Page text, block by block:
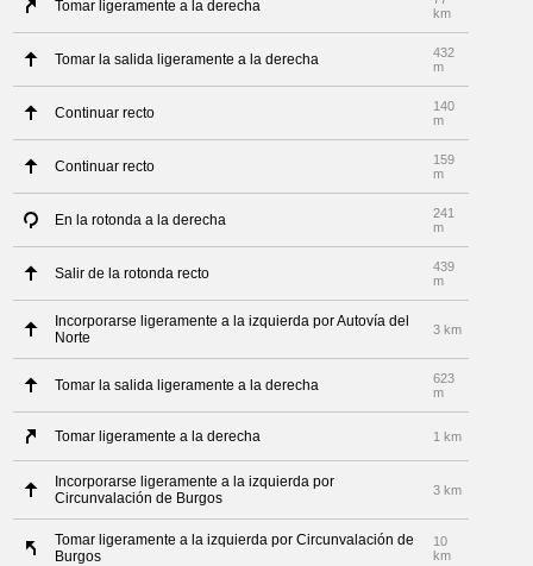
Tomar ligeramente a la derecha
km
Tomar la salida ligeramente a la derecha
432
m
Continuar recto
140
m
Continuar recto
159
m
En la rotonda a la derecha
241
m
Salir de la rotonda recto
439
m
Incorporarse ligeramente a la izquierda por Autovía del
Norte
3 km
Tomar la salida ligeramente a la derecha
623
m
Tomar ligeramente a la derecha 1 km
Incorporarse ligeramente a la izquierda por
Circunvalación de Burgos
3 km
Tomar ligeramente a la izquierda por Circunvalación de
Burgos
10
km